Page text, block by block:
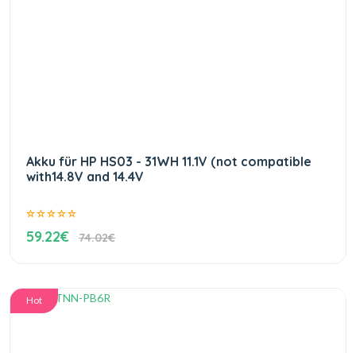
Akku für HP HS03 - 31WH 11.1V (not compatible
with14.8V and 14.4V
59.22€ 74.02€
Hot